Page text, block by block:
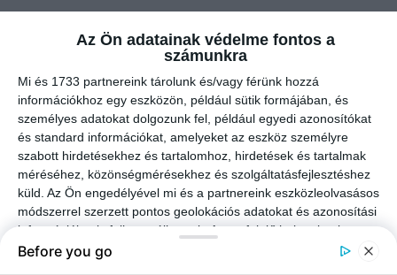
Az Ön adatainak védelme fontos a
számunkra
Mi és 1733 partnereink tárolunk és/vagy férünk hozzá
információkhoz egy eszközön, például sütik formájában, és
személyes adatokat dolgozunk fel, például egyedi azonosítókat
és standard információkat, amelyeket az eszköz személyre
szabott hirdetésekhez és tartalomhoz, hirdetések és tartalmak
méréséhez, közönségmérésekhez és szolgáltatásfejlesztéshez
küld. Az Ön engedélyével mi és a partnereink eszközleolvasásos
módszerrel szerzett pontos geolokációs adatokat és azonosítási
információkat is felhasználhatunk. A megfelelő helyre kattintva
hozzájárulhat ahhoz, hogy mi és a 1733 partnereink a fent
Bocs, megyek.